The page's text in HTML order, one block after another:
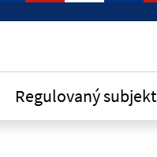
Regulovaný subjekt